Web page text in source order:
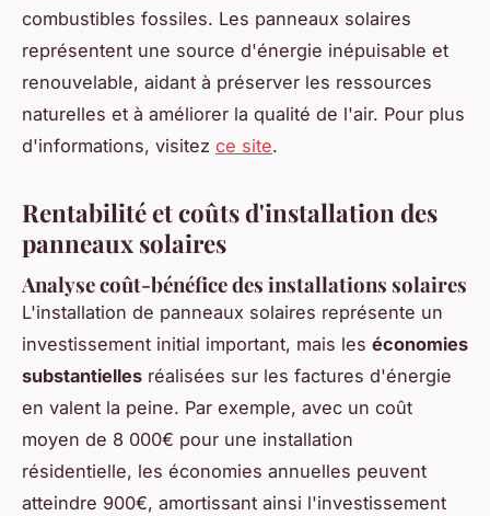
combustibles fossiles. Les panneaux solaires
représentent une source d'énergie inépuisable et
renouvelable, aidant à préserver les ressources
naturelles et à améliorer la qualité de l'air. Pour plus
d'informations, visitez ce site.
Rentabilité et coûts d'installation des
panneaux solaires
Analyse coût-bénéfice des installations solaires
L'installation de panneaux solaires représente un
investissement initial important, mais les économies
substantielles réalisées sur les factures d'énergie
en valent la peine. Par exemple, avec un coût
moyen de 8 000€ pour une installation
résidentielle, les économies annuelles peuvent
atteindre 900€, amortissant ainsi l'investissement